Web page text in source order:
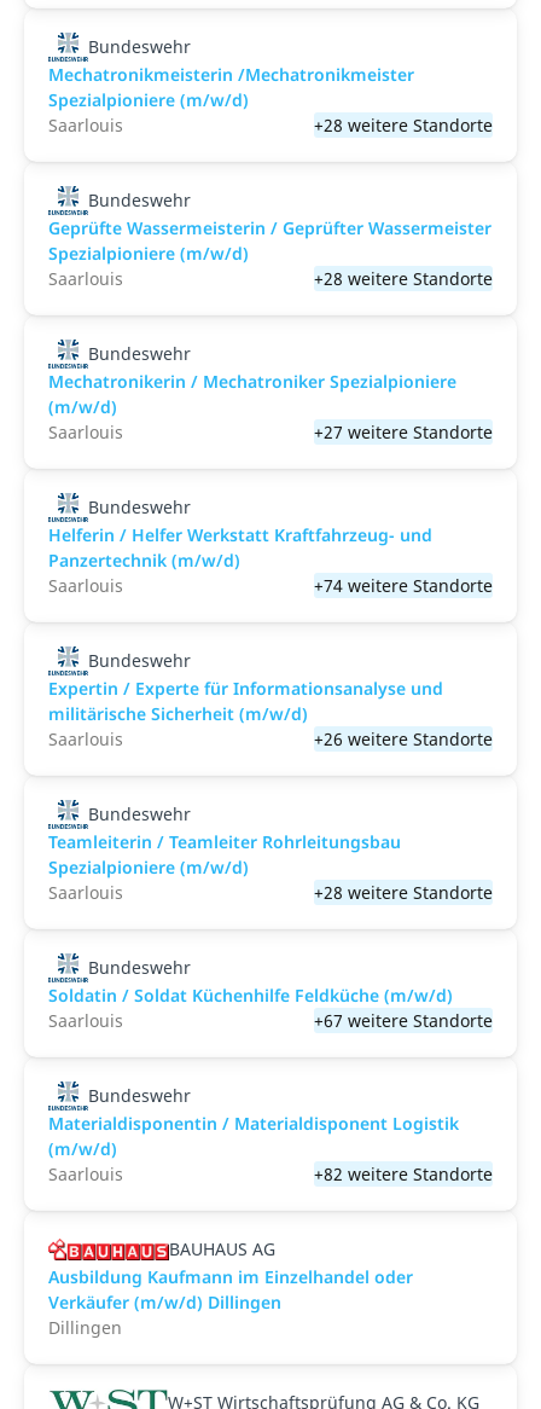
Bundeswehr
Mechatronikmeisterin /Mechatronikmeister
Spezialpioniere (m/w/d)
Saarlouis
+28 weitere Standorte
Bundeswehr
Geprüfte Wassermeisterin / Geprüfter Wassermeister
Spezialpioniere (m/w/d)
Saarlouis
+28 weitere Standorte
Bundeswehr
Mechatronikerin / Mechatroniker Spezialpioniere
(m/w/d)
Saarlouis
+27 weitere Standorte
Bundeswehr
Helferin / Helfer Werkstatt Kraftfahrzeug- und
Panzertechnik (m/w/d)
Saarlouis
+74 weitere Standorte
Bundeswehr
Expertin / Experte für Informationsanalyse und
militärische Sicherheit (m/w/d)
Saarlouis
+26 weitere Standorte
Bundeswehr
Teamleiterin / Teamleiter Rohrleitungsbau
Spezialpioniere (m/w/d)
Saarlouis
+28 weitere Standorte
Bundeswehr
Soldatin / Soldat Küchenhilfe Feldküche (m/w/d)
Saarlouis
+67 weitere Standorte
Bundeswehr
Materialdisponentin / Materialdisponent Logistik
(m/w/d)
Saarlouis
+82 weitere Standorte
BAUHAUS AG
Ausbildung Kaufmann im Einzelhandel oder
Verkäufer (m/w/d) Dillingen
Dillingen
W+ST Wirtschaftsprüfung AG & Co. KG